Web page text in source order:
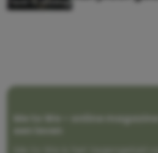
Me to We – online